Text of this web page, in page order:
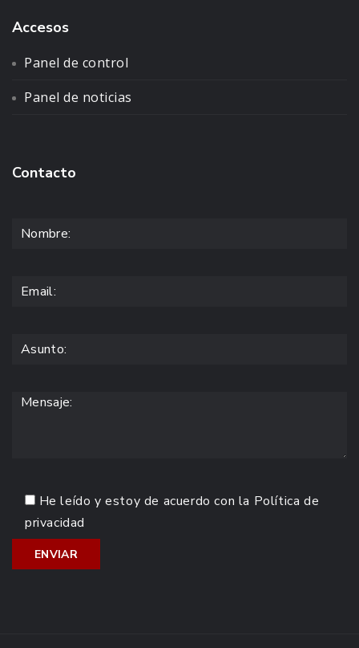
Accesos
Panel de control
Panel de noticias
Contacto
He leído y estoy de acuerdo con la Política de
privacidad